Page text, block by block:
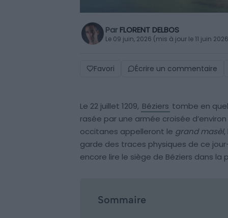
Par FLORENT DELBOS
Le 09 juin, 2026 (mis à jour le 11 juin
Favori Écrire un commentaire
Le 22 juillet 1209, Béziers tombe en
rasée par une armée croisée
occitanes appelleront le grand masèl,
garde des traces physiques de ce
encore lire le siège de Béziers dans la
Sommaire